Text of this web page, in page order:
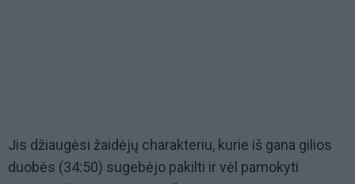
Jis džiaugėsi žaidėjų charakteriu, kurie iš gana gilios
duobės (34:50) sugebėjo pakilti ir vėl pamokyti